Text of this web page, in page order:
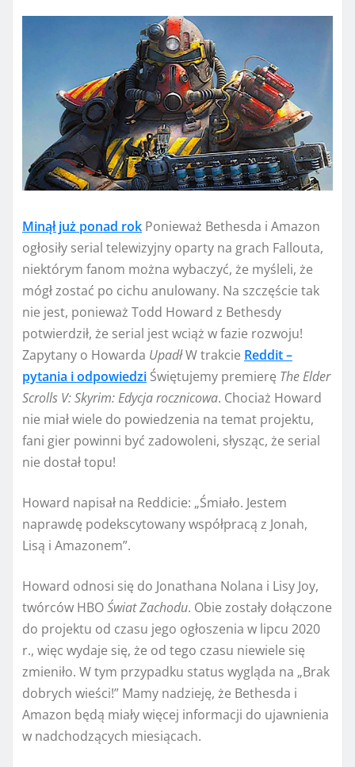
Minął już ponad rok Ponieważ Bethesda i Amazon
ogłosiły serial telewizyjny oparty na grach Fallouta,
niektórym fanom można wybaczyć, że myśleli, że
mógł zostać po cichu anulowany. Na szczęście tak
nie jest, ponieważ Todd Howard z Bethesdy
potwierdził, że serial jest wciąż w fazie rozwoju!
Zapytany o Howarda UpadłW trakcie Reddit –
pytania i odpowiedzi Świętujemy premierę The Elder
Scrolls V: Skyrim: Edycja rocznicowa. Chociaż Howard
nie miał wiele do powiedzenia na temat projektu,
fani gier powinni być zadowoleni, słysząc, że serial
nie dostał topu!
Howard napisał na Reddicie: „Śmiało. Jestem
naprawdę podekscytowany współpracą z Jonah,
Lisą i Amazonem”.
Howard odnosi się do Jonathana Nolana i Lisy Joy,
twórców HBOŚwiat Zachodu. Obie zostały dołączone
do projektu od czasu jego ogłoszenia w lipcu 2020
r., więc wydaje się, że od tego czasu niewiele się
zmieniło. W tym przypadku status wygląda na „Brak
dobrych wieści!” Mamy nadzieję, że Bethesda i
Amazon będą miały więcej informacji do ujawnienia
w nadchodzących miesiącach.